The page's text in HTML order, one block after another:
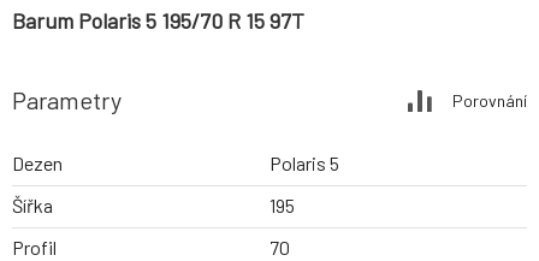
Barum Polaris 5 195/70 R 15 97T
Parametry Porovnání
Dezen
Polaris 5
Šířka
195
Profil
70